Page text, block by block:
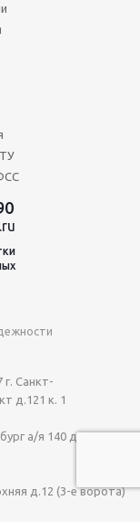
г. Санкт-
д.121 к. 1
а/я 140 для ООО
д.12 (3-е ворота)